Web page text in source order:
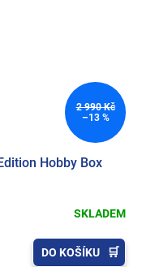
2 990 Kč
–13 %
Hobby Box
SKLADEM
DO KOŠÍKU